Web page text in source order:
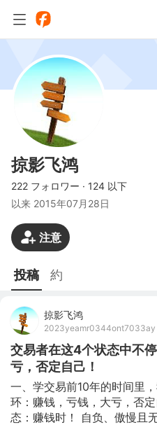
掠影飞鸿
222 フォロワー · 124 以下
以来 2015年07月28日
注意
投稿 約
掠影飞鸿
2023yeamr0344ont7033ay
交易者在这4个状态中不
亏，否定自己！
一、学交易前10年的时间里
环：赚钱，亏钱，大亏，否
态：赚钱时！ 自负、傲慢且